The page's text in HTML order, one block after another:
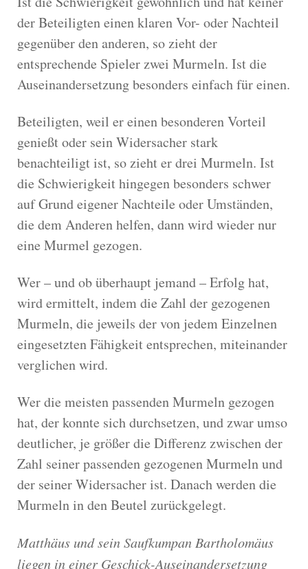
der Beteiligten einen klaren Vor- oder Nachteil
gegenüber den anderen, so zieht der
entsprechende Spieler zwei Murmeln. Ist die
Auseinandersetzung besonders einfach für einen.
Beteiligten, weil er einen besonderen Vorteil
genießt oder sein Widersacher stark
benachteiligt ist, so zieht er drei Murmeln. Ist
die Schwierigkeit hingegen besonders schwer
auf Grund eigener Nachteile oder Umständen,
die dem Anderen helfen, dann wird wieder nur
eine Murmel gezogen.
Wer – und ob überhaupt jemand – Erfolg hat,
wird ermittelt, indem die Zahl der gezogenen
Murmeln, die jeweils der von jedem Einzelnen
eingesetzten Fähigkeit entsprechen, miteinander
verglichen wird.
Wer die meisten passenden Murmeln gezogen
hat, der konnte sich durchsetzen, und zwar umso
deutlicher, je größer die Differenz zwischen der
Zahl seiner passenden gezogenen Murmeln und
der seiner Widersacher ist. Danach werden die
Murmeln in den Beutel zurückgelegt.
Matthäus und sein Saufkumpan Bartholomäus
liegen in einer Geschick-Auseinandersetzung